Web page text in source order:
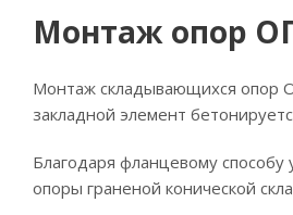
Монтаж опор
Монтаж складывающихся опор
закладной элемент
Благодаря фланцевому
опоры граненой конической